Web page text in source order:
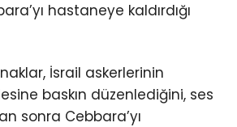
hastaneye kaldırdığı
İsrail askerlerinin
baskın düzenlediğini, ses
sonra Cebbara’yı